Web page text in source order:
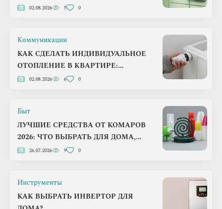
02.08.2026 5 0
Коммуникации
КАК СДЕЛАТЬ ИНДИВИДУАЛЬНОЕ
ОТОПЛЕНИЕ В КВАРТИРЕ:
ПОШАГОВЫЙ ПЛАН НА 2026 ГОД
02.08.2026 6 0
Быт
ЛУЧШИЕ СРЕДСТВА ОТ КОМАРОВ
2026: ЧТО ВЫБРАТЬ ДЛЯ ДОМА,
ДАЧИ И ПРИРОДЫ
26.07.2026 9 0
Инструменты
КАК ВЫБРАТЬ ИНВЕРТОР ДЛЯ